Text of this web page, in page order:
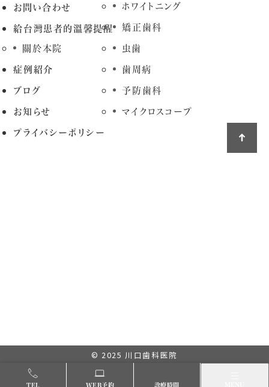
お問い合わせ
給台灣患者的溫馨提醒
關於本院
症例紹介
ブログ
お知らせ
プライバシーポリシー
ホワイトニング
矯正歯科
虫歯
歯周病
予防歯科
マイクロスコープ
© 2025 川口歯科医院
TEL WEB予約 診療時間